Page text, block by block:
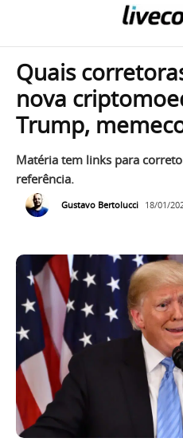
Quais
nova
Trump,
Matéria tem links para
referência.
Gustavo Bertolucci 18/01/